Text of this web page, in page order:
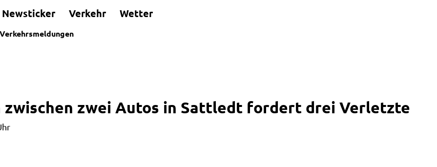
Newsticker Verkehr Wetter
Verkehrsmeldungen
zwischen zwei Autos in Sattledt fordert drei Verletzte